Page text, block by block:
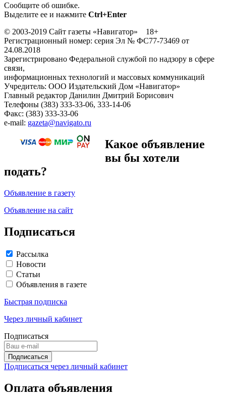
Сообщите об ошибке.
Выделите ее и нажмите Ctrl+Enter
© 2003-2019 Сайт газеты «Навигатор» 18+
Регистрационный номер: серия Эл № ФС77-73469 от
24.08.2018
Зарегистрировано Федеральной службой по надзору в сфере
связи,
информационных технологий и массовых коммуникаций
Учредитель: ООО Издательский Дом «Навигатор»
Главный редактор Данилин Дмитрий Борисович
Телефоны (383) 333-33-06, 333-14-06
Факс: (383) 333-33-06
e-mail: gazeta@navigato.ru
Какое объявление
вы бы хотели
подать?
Объявление в газету
Объявление на сайт
Подписаться
Рассылка
Новости
Статьи
Объявления в газете
Быстрая подписка
Через личный кабинет
Подписаться
Подписаться через личный кабинет
Оплата объявления